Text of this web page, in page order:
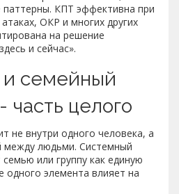
паттерны. КПТ эффективна при
ОКР и многих других
на решение
и сейчас».
семейный
часть целого
не внутри одного человека, а
между людьми. Системный
или группу как единую
одного элемента влияет на